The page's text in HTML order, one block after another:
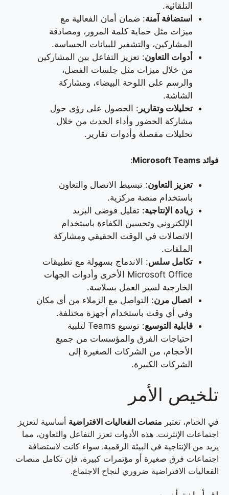
التلقائية.
استضافة آمنة: ضمان أمان الفعالية مع
ميزات مثل حماية كلمة المرور، ومصادقة
المشاركين، والتشفير للبيانات الحساسة.
أدوات التعاون: تعزيز التفاعل بين المشاركين
من خلال ميزات مثل جلسات الفصل،
والرسم على اللوحة البيضاء، ومشاركة
الشاشة.
تحليلات وتقارير : الحصول على رؤى حول
مشاركة الحضور وأداء الحدث من خلال
تحليلات مفصلة وأدوات تقارير.
فوائد Microsoft Teams :
تعزيز التعاون: تبسيط الاتصال والتعاون
باستخدام منصة مركزية.
زيادة الإنتاجية: تقليل فوضى البريد
الإلكتروني وتحسين الكفاءة باستخدام
الاتصالات في الوقت الحقيقي ومشاركة
الملفات.
تكامل سلس: الاندماج بسهولة مع تطبيقات
Microsoft Office الأخرى وأدوات الجهات
الخارجية لسير العمل بسلاسة.
اتصال مرن: التواصل مع الزملاء من أي مكان
وفي أي وقت باستخدام أجهزة مختلفة.
قابلية التوسيع
: توسيع Teams لتلبية
احتياجات الفرق والمؤسسات من جميع
الأحجام، من الشركات الصغيرة إلى
الشركات الكبيرة.
تلخيص الأمر
في الختام، تعتبر منصات الفعاليات الافتراضية أساسية لتعزيز
اجتماعات الإنترنت. هذه الأدوات تعزز التفاعل والتعاون، مما
يزيد من الإنتاجية في البيئة الرقمية. سواء كانت لاستضافة
اجتماعات فرق صغيرة أو مؤتمرات كبيرة، فإن تكامل منصات
الفعاليات الافتراضية ضروري لنجاح الاجتماع.